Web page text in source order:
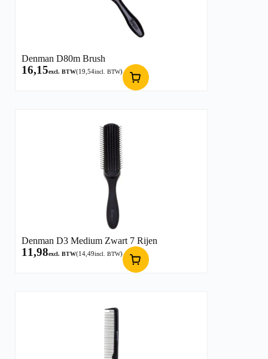
Denman D80m Brush
16,15excl. BTW(19,54incl. BTW)
Denman D3 Medium Zwart 7 Rijen
11,98excl. BTW(14,49incl. BTW)